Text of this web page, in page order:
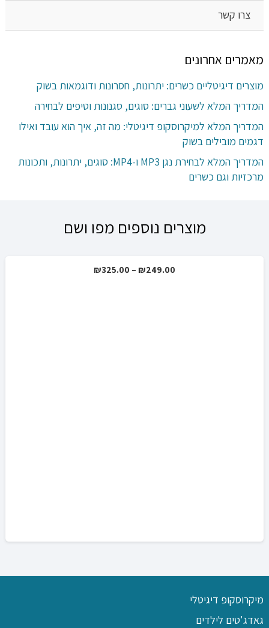
צרו קשר
מאמרים אחרונים
מוצרים דיגיטליים כשרים: יתרונות, חסרונות ודוגמאות בשוק
המדריך המלא לשעוני גברים: סוגים, סגנונות וטיפים לבחירה
המדריך המלא למיקרוסקופ דיגיטלי: מה זה, איך הוא עובד ואילו
דגמים מובילים בשוק
המדריך המלא לבחירת נגן MP3 ו-MP4: סוגים, יתרונות, ותכונות
מרכזיות וגם כשרים
מוצרים נוספים מפו ושם
₪249.00
–
₪325.00
מיקרוסקופ דיגיטלי
גאדג'טים לילדים